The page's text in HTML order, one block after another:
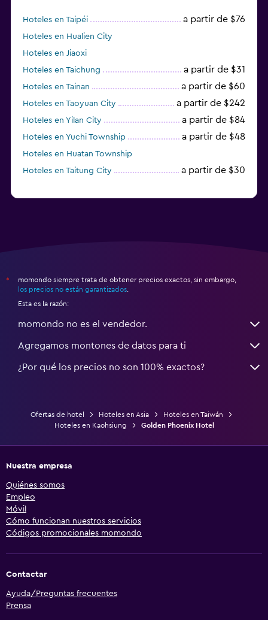
Hoteles en Taipéi a partir de $76
Hoteles en Hualien City
Hoteles en Jiaoxi
Hoteles en Taichung
a partir de $31
Hoteles en Tainan a partir de $60
Hoteles en Taoyuan City a partir de $242
Hoteles en Yilan City a partir de $84
Hoteles en Yuchi Township a partir de $48
Hoteles en Huatan Township
Hoteles en Taitung City
a partir de $30
*
momondo siempre trata de obtener precios exactos, sin embargo,
los precios no están garantizados
Esta es la razón:
momondo no es el vendedor.
Agregamos montones de datos para ti
¿Por qué los precios no son 100% exactos?
Ofertas de hotel Hoteles en Asia
Hoteles en Taiwán
Hoteles en Kaohsiung
Golden Phoenix Hotel
Nuestra empresa
Quiénes somos
Empleo
Móvil
Cómo funcionan nuestros servicios
Códigos promocionales momondo
Contactar
Ayuda/Preguntas frecuentes
Prensa